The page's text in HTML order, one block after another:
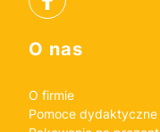
Linki w stopce
O nas
O firmie
Pomoce dydaktyczne